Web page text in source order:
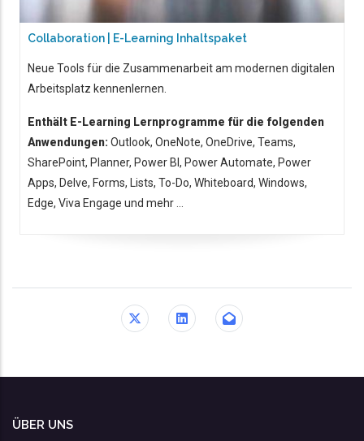
Collaboration | E-Learning Inhaltspaket
Neue Tools für die Zusammenarbeit am modernen digitalen
Arbeitsplatz kennenlernen.
Enthält E-Learning Lernprogramme für die folgenden
Anwendungen: Outlook, OneNote, OneDrive, Teams,
SharePoint, Planner, Power BI, Power Automate, Power
Apps, Delve, Forms, Lists, To-Do, Whiteboard, Windows,
Edge, Viva Engage und mehr ...
ÜBER UNS